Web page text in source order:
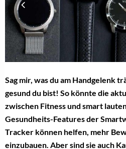
Sag mir, was du am Handgelenk
gesund du bist! So könnte die
zwischen Fitness und smart
Gesundheits-Features der
Tracker können helfen, mehr
einzubauen. Aber sind sie auch